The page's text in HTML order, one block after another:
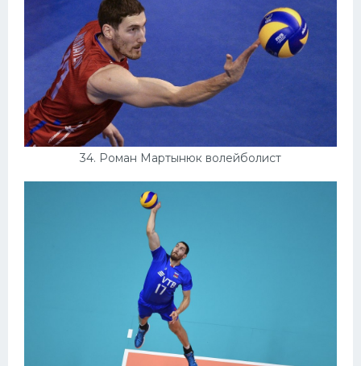
34. Роман Мартынюк волейболист